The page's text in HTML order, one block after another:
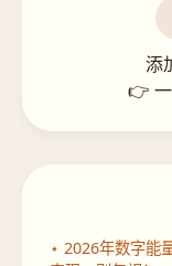
添
👉
⋆ 2026年数字能